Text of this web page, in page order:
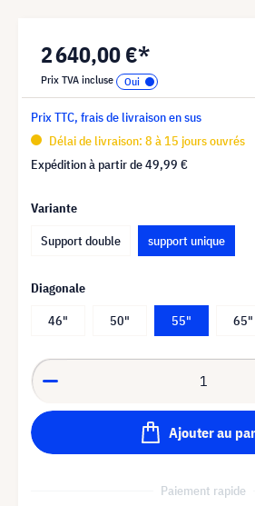
2 640,00 €*
Prix TVA incluse
Prix TTC, frais de livraison en sus
Délai de livraison: 8 à 15 jours ouvrés
Expédition à partir de49,99 €
Variante
Support double
support unique
Diagonale
46"
50" 55" 65"
Ajouter au
Paiement rapide